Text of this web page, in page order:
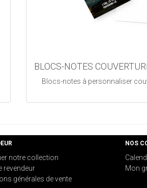
Blocs-notes à personnaliser
notre collection
revendeur
générales de vente
NOS
Mon